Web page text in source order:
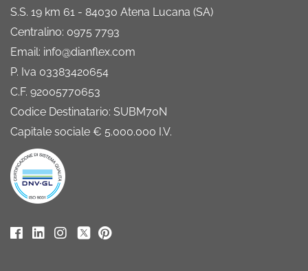
S.S. 19 km 61 - 84030 Atena Lucana (SA)
Centralino: 0975 7793
Email: info@dianflex.com
P. Iva 03383420654
C.F. 92005770653
Codice Destinatario: SUBM70N
Capitale sociale € 5.000.000 I.V.